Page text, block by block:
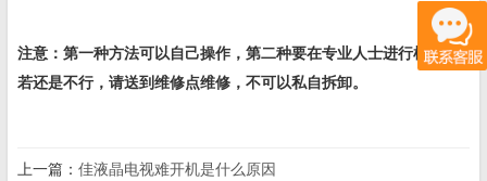
注意：第一种方法可以自己操作，第二种要在专业人士进行检查。
若还是不行，请送到维修点维修，不可以私自拆卸。
上一篇： 佳液晶电视难开机是什么原因